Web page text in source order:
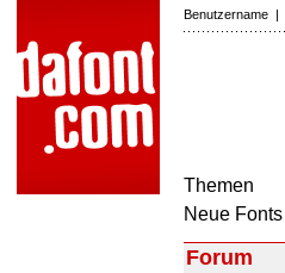
Benutzername |
Themen
Neue Fonts
Forum